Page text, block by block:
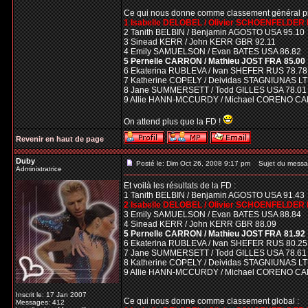
Ce qui nous donne comme classement général
1 Isabelle DELOBEL / Olivier SCHOENFELDER
2 Tanith BELBIN / Benjamin AGOSTO USA 95.10
3 Sinead KERR / John KERR GBR 92.11
4 Emily SAMUELSON / Evan BATES USA 86.82
5 Pernelle CARRON / Mathieu JOST FRA 85.00
6 Ekaterina RUBLEVA / Ivan SHEFER RUS 78.78
7 Katherine COPELY / Deividas STAGNIUNAS
8 Jane SUMMERSETT / Todd GILLES USA 78.01
9 Allie HANN-MCCURDY / Michael CORENO
On attend plus que la FD !
Revenir en haut de page
Duby
Administratrice
Inscrit le: 17 Jan 2007
Messages: 412
Posté le: Dim Oct 26, 2008 9:17 pm Sujet du
Et voilà les résultats de la FD :
1 Tanith BELBIN / Benjamin AGOSTO USA 91.43
2 Isabelle DELOBEL / Olivier SCHOENFELDER
3 Emily SAMUELSON / Evan BATES USA 88.84
4 Sinead KERR / John KERR GBR 88.09
5 Pernelle CARRON / Mathieu JOST FRA 81.92
6 Ekaterina RUBLEVA / Ivan SHEFER RUS 80.25
7 Jane SUMMERSETT / Todd GILLES USA 78.61
8 Katherine COPELY / Deividas STAGNIUNAS
9 Allie HANN-MCCURDY / Michael CORENO
Ce qui nous donne comme classement global :